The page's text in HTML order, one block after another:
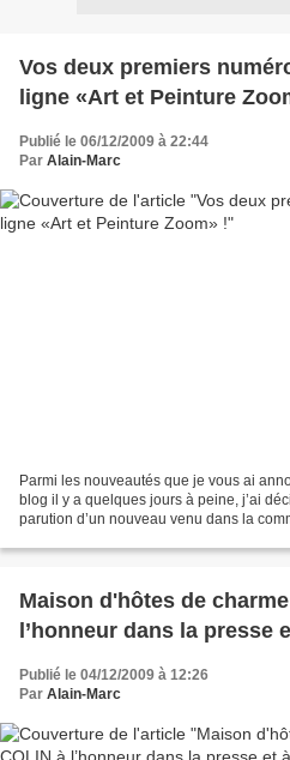
Vos deux premiers
ligne «Art et Peinture
Publié le 06/12/2009 à 22:44
Par Alain-Marc
Parmi les nouveautés que je vous ai
blog il y a quelques jours à peine, j’ai
parution d’un nouveau venu dans la
Maison d'hôtes de
l’honneur dans la presse
Publié le 04/12/2009 à 12:26
Par Alain-Marc